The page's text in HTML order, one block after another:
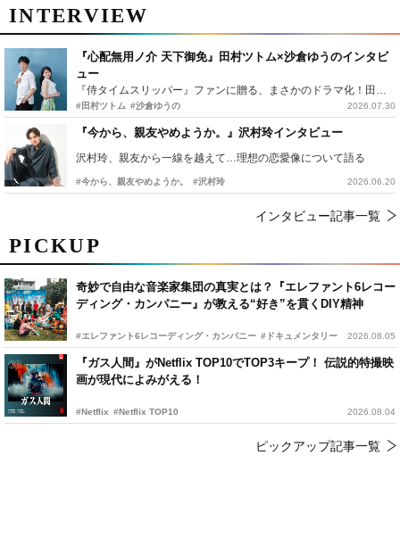
PICKUP
奇妙で自由な音楽家集団の真実とは？『エレファント6レコー
ディング・カンパニー』が教える“好き”を貫くDIY精神
#エレファント6レコーディング・カンパニー #ドキュメンタリー 2026.08.05
『ガス人間』がNetflix TOP10でTOP3キープ！ 伝説的特撮映
画が現代によみがえる！
#Netflix #Netflix TOP10 2026.08.04
ピックアップ記事一覧
INTERVIEW
『心配無用ノ介 天下御免』田村ツトム×沙倉ゆうのインタビ
ュー
『侍タイムスリッパー』ファンに贈る、まさかのドラマ化！田村ツトム×沙倉ゆうのが語る『心配無用ノ介』撮影秘話
#田村ツトム #沙倉ゆうの 2026.07.30
『今から、親友やめようか。』沢村玲インタビュー
沢村玲、親友から一線を越えて…理想の恋愛像について語る
#今から、親友やめようか。 #沢村玲 2026.06.20
インタビュー記事一覧